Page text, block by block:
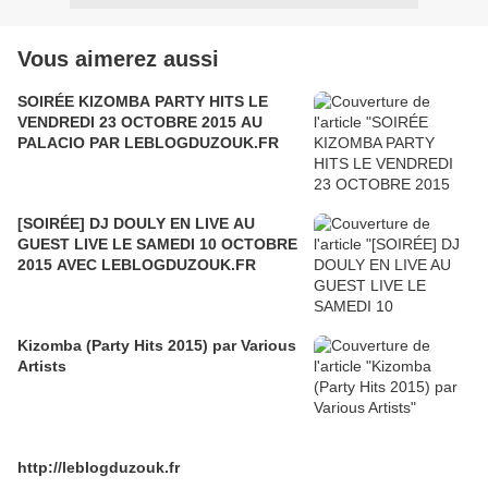
Vous aimerez aussi
SOIRÉE KIZOMBA PARTY HITS LE
VENDREDI 23 OCTOBRE 2015 AU
PALACIO PAR LEBLOGDUZOUK.FR
[SOIRÉE] DJ DOULY EN LIVE AU
GUEST LIVE LE SAMEDI 10 OCTOBRE
2015 AVEC LEBLOGDUZOUK.FR
Kizomba (Party Hits 2015) par Various
Artists
http://leblogduzouk.fr